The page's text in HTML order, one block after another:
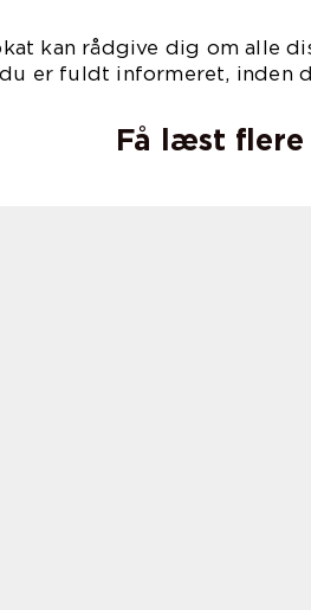
kan rådgive dig om alle
er fuldt informeret, inden
Få læst